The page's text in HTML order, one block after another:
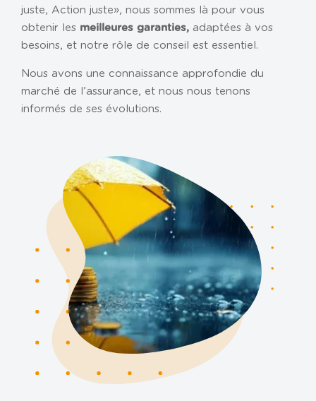
TPE / PME
NOS AGENCES
Nancy
Carpentras
ACTUS ET CHIFFRES UTILES
RECRUTEMENT
BLOG
CONTACT
Politique de confidentialité
Politique de cookies
juste, Action juste », nous sommes là pour vous
obtenir les meilleures garanties, adaptées à vos
besoins, et notre rôle de conseil est essentiel.
Nous avons une connaissance approfondie du
marché de l’assurance, et nous nous tenons
informés de ses évolutions.